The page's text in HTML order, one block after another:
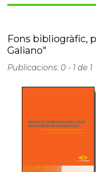
Fons bibliogràfic,
Galiano"
Publicacions: 0 - 1 de 1